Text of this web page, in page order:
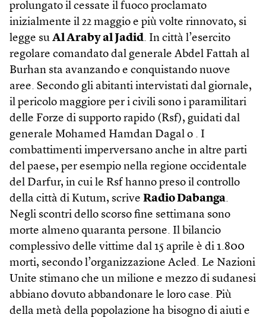
prolungato il cessate il fuoco proclamato
inizialmente il 22 maggio e più volte rinnovato, si
legge su Al Araby al Jadid. In città l’esercito
regolare comandato dal generale Abdel Fattah al
Burhan sta avanzando e conquistando nuove
aree. Secondo gli abitanti intervistati dal giornale,
il pericolo maggiore per i civili sono i paramilitari
delle Forze di supporto rapido (Rsf), guidati dal
generale Mohamed Hamdan Dagal o . I
combattimenti imperversano anche in altre parti
del paese, per esempio nella regione occidentale
del Darfur, in cui le Rsf hanno preso il controllo
della città di Kutum, scrive Radio Dabanga.
Negli scontri dello scorso fine settimana sono
morte almeno quaranta persone. Il bilancio
complessivo delle vittime dal 15 aprile è di 1.800
morti, secondo l’organizzazione Acled. Le Nazioni
Unite stimano che un milione e mezzo di sudanesi
abbiano dovuto abbandonare le loro case. Più
della metà della popolazione ha bisogno di aiuti e